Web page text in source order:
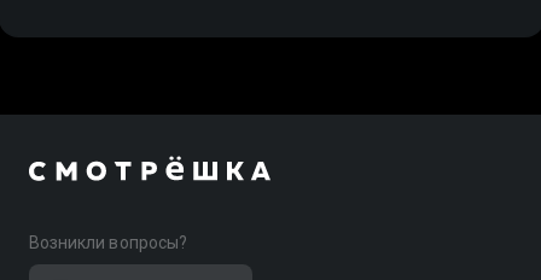
Возникли вопросы?